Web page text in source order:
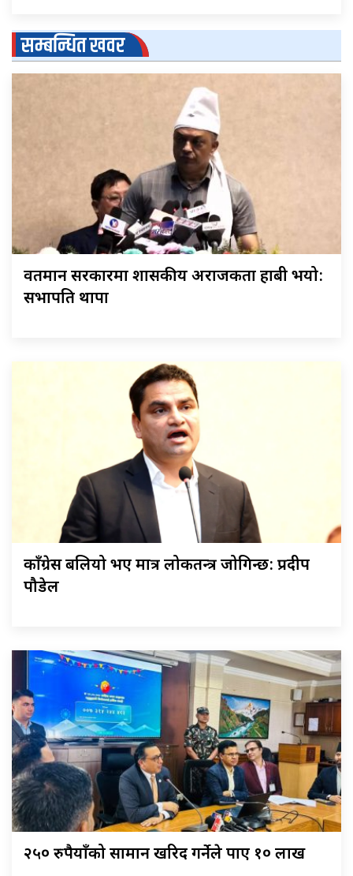
सम्बन्धित खवर
वर्तमान सरकारमा शासकीय अराजकता हाबी भयो:
सभापति थापा
काँग्रेस बलियो भए मात्र लोकतन्त्र जोगिन्छ: प्रदीप
पौडेल
२५० रुपैयाँको सामान खरिद गर्नेले पाए १० लाख